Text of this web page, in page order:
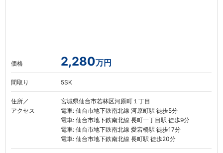
価格 2,280万円
間取り 5SK
住所／
アクセス
宮城県仙台市若林区河原町１丁目
電車: 仙台市地下鉄南北線 河原町駅 徒歩5分
電車: 仙台市地下鉄南北線 長町一丁目駅 徒歩9分
電車: 仙台市地下鉄南北線 愛宕橋駅 徒歩17分
電車: 仙台市地下鉄南北線 長町駅 徒歩20分